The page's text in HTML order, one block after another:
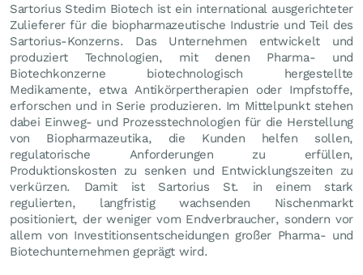
Sartorius Stedim Biotech ist ein international ausgerichteter
Zulieferer für die biopharmazeutische Industrie und Teil des
Sartorius-Konzerns. Das Unternehmen entwickelt und
produziert Technologien, mit denen Pharma- und
Biotechkonzerne biotechnologisch hergestellte
Medikamente, etwa Antikörpertherapien oder Impfstoffe,
erforschen und in Serie produzieren. Im Mittelpunkt stehen
dabei Einweg- und Prozesstechnologien für die Herstellung
von Biopharmazeutika, die Kunden helfen sollen,
regulatorische Anforderungen zu erfüllen,
Produktionskosten zu senken und Entwicklungszeiten zu
verkürzen. Damit ist Sartorius St. in einem stark
regulierten, langfristig wachsenden Nischenmarkt
positioniert, der weniger vom Endverbraucher, sondern vor
allem von Investitionsentscheidungen großer Pharma- und
Biotechunternehmen geprägt wird.